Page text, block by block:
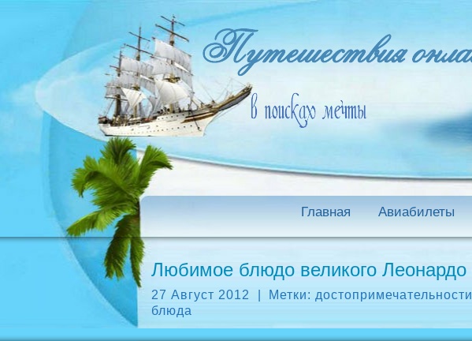
Главная Авиабилеты
Любимое блюдо великого Леонардо
27 Август 2012 Метки:
блюда